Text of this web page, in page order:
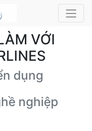
VỚI
dụng
nghiệp